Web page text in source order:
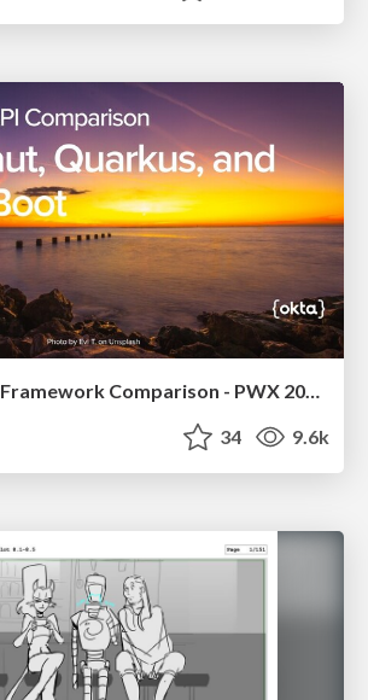
Java REST API Framework Comparison - PWX 2021
34 9.6k